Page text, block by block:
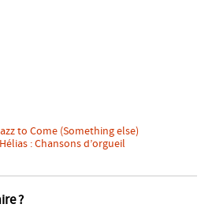
to Come (Something else)
: Chansons d’orgueil
?